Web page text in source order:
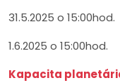
31.5.2025 o 15:00hod.
1.6.2025 o 15:00hod.
Kapacita